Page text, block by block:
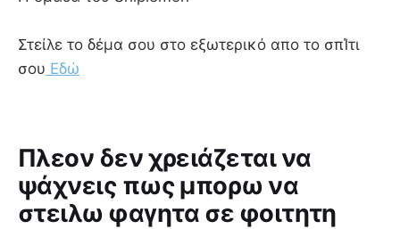
Στείλε το δέμα σου στο εξωτερικό απο το σπΊτι
σου Εδώ
Πλεον δεν χρειάζεται να
ψάχνεις πως μπορω να
στειλω φαγητα σε φοιτητη